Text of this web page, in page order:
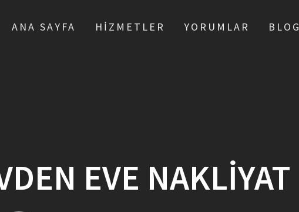
ANA SAYFA HIZMETLER YORUMLAR BLOG
EVE NAKLIYAT